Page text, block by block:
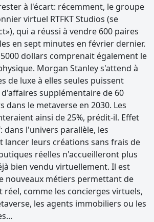
à l'écart: récemment, le groupe
virtuel RTFKT Studios (se
qui a réussi à vendre 600 paires
en sept minutes en février dernier.
dollars comprenait également le
Morgan Stanley s'attend à
de luxe à elles seules puissent
supplémentaire de 60
dans le metaverse en 2030. Les
ainsi de 25%, prédit-il. Effet
dans l'univers parallèle, les
lancer leurs créations sans frais de
réelles n'accueilleront plus
bien vendu virtuellement. Il est
nouveaux métiers permettant de
réel, comme les concierges virtuels,
les agents immobiliers ou les